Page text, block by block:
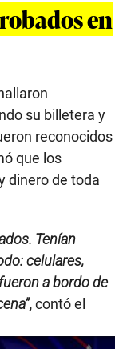
en
su billetera y
reconocidos
que los
dinero de toda
Tenían
celulares,
a bordo de
,contó el